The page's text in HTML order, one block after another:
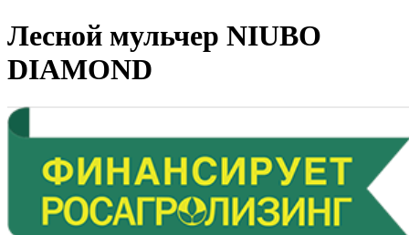
Лесной мульчер NIUBO
DIAMOND